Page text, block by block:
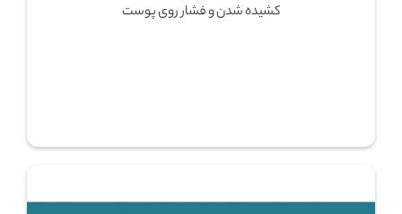
کشیده شدن و فشار روی پوست